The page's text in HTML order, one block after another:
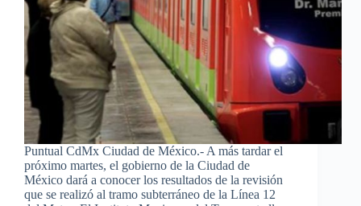
Puntual CdMx Ciudad de México.- A más tardar el
próximo martes, el gobierno de la Ciudad de
México dará a conocer los resultados de la revisión
que se realizó al tramo subterráneo de la Línea 12